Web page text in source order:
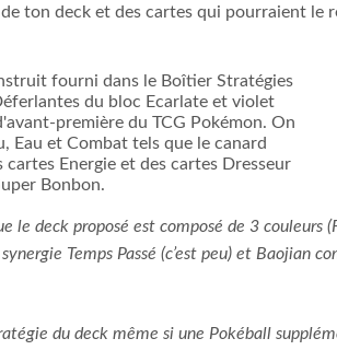
ton deck et des cartes qui pourraient le
deck proposé est composé de 3 couleurs
Temps Passé (c’est peu) et Baojian
du deck même si une Pokéball